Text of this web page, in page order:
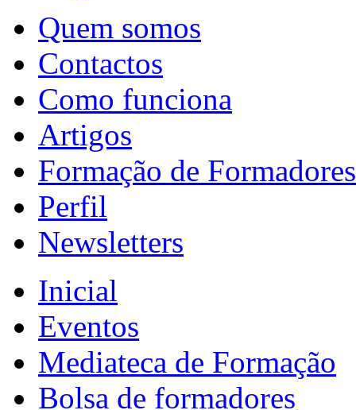
Quem somos
Contactos
Como funciona
Artigos
Formação de Formadores
Perfil
Newsletters
Inicial
Eventos
Mediateca de Formação
Bolsa de formadores